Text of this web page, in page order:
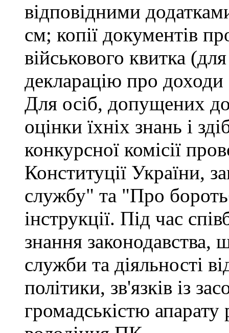
відповідними
см; копії документів
військового квитка
декларацію про доходи
Для осіб, допущених
оцінки їхніх знань і
конкурсної комісії
Конституції України,
службу" та "Про
інструкції. Під час
знання законодавства,
служби та діяльності
політики, зв'язків із
громадськістю апарату